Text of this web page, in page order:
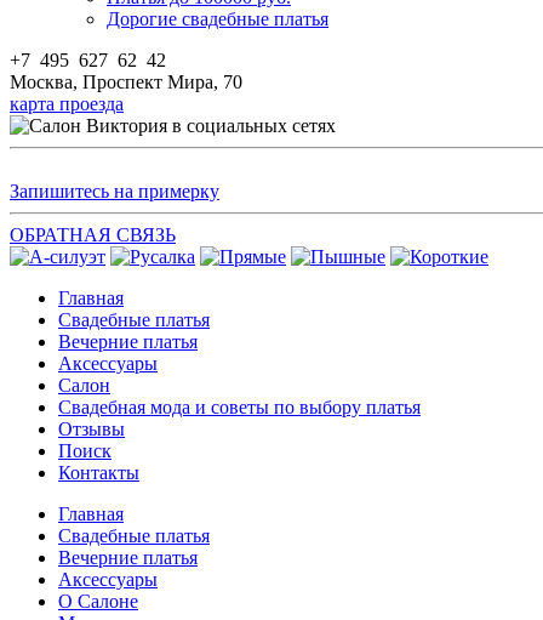
Дорогие свадебные платья
+7 495 627 62 42
Москва, Проспект Мира, 70
карта проезда
Запишитесь на примерку
ОБРАТНАЯ СВЯЗЬ
Главная
Свадебные платья
Вечерние платья
Аксессуары
Салон
Свадебная мода и советы по выбору платья
Отзывы
Поиск
Контакты
Главная
Свадебные платья
Вечерние платья
Аксессуары
О Салоне